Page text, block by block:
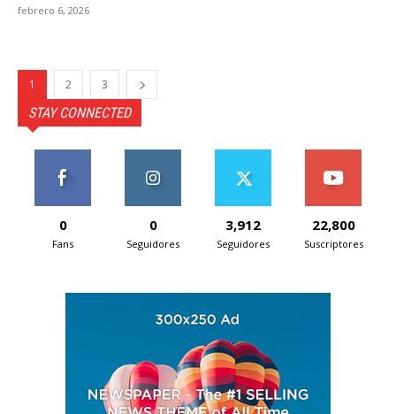
febrero 6, 2026
1 2 3
STAY CONNECTED
0
Fans
0
Seguidores
3,912
Seguidores
22,800
Suscriptores